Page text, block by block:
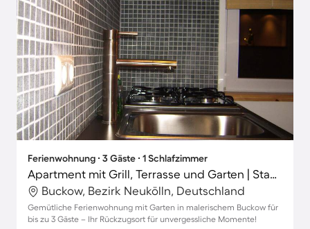
Ferienwohnung ∙ 3 Gäste ∙ 1 Schlafzimmer
Apartment mit Grill, Terrasse und Garten | Stadtblick
Buckow, Bezirk Neukölln, Deutschland
Gemütliche Ferienwohnung mit Garten in malerischem Buckow für
bis zu 3 Gäste – Ihr Rückzugsort für unvergessliche Momente!